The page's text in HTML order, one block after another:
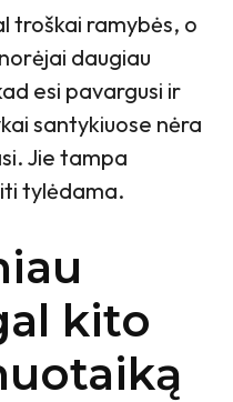
troškai ramybės, o
daugiau
esi pavargusi ir
santykiuose nėra
Jie tampa
tylėdama.
kito